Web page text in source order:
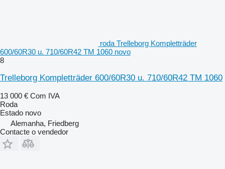
roda Trelleborg Kompletträder
600/60R30 u. 710/60R42 TM 1060 novo
8
Trelleborg Kompletträder 600/60R30 u. 710/60R42 TM 1060
13 000 € Com IVA
Roda
Estado novo
Alemanha, Friedberg
Contacte o vendedor